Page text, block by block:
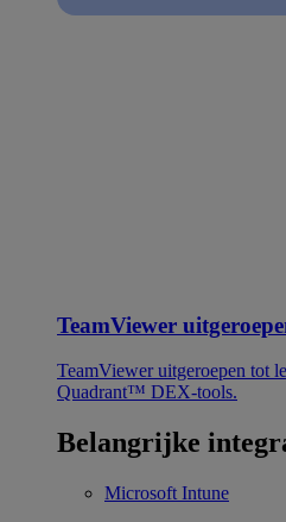
TeamViewer
TeamViewer uitgeroepen tot
Quadrant™ DEX-tools.
Belangrijke
Microsoft Intune